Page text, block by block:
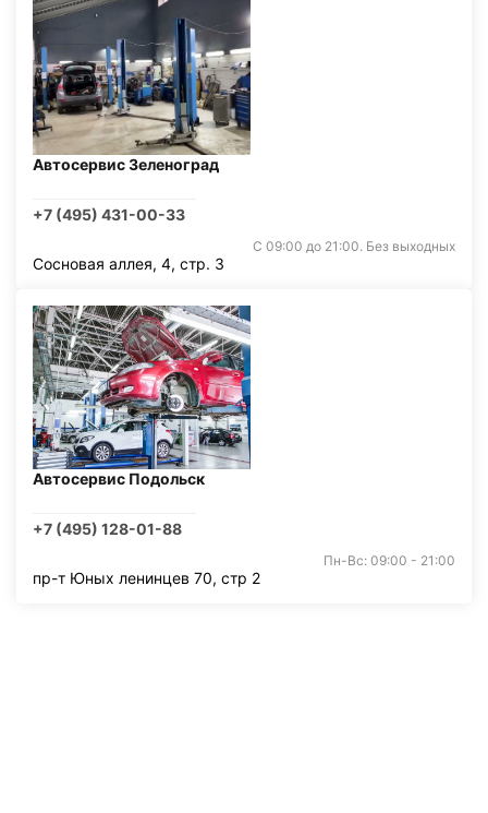
Автосервис Зеленоград
+7 (495) 431-00-33
С 09:00 до 21:00. Без выходных
Сосновая аллея, 4, стр. 3
Автосервис Подольск
+7 (495) 128-01-88
Пн-Вс: 09:00 - 21:00
пр-т Юных ленинцев 70, стр 2